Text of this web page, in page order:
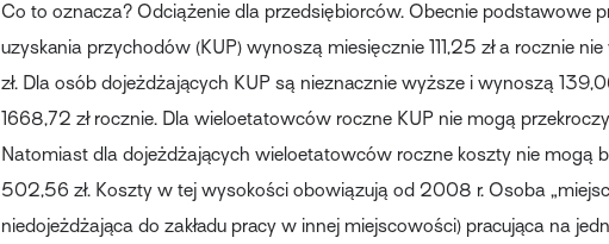
Co to oznacza? Odciążenie dla przedsiębiorców. Obecnie podstawowe
uzyskania przychodów (KUP) wynoszą miesięcznie 111,25 zł a rocznie
zł. Dla osób dojeżdżających KUP są nieznacznie wyższe i wynoszą
1668,72 zł rocznie. Dla wieloetatowców roczne KUP nie mogą
Natomiast dla dojeżdżających wieloetatowców roczne koszty nie mogą
502,56 zł. Koszty w tej wysokości obowiązują od 2008 r. Osoba
niedojeżdżająca do zakładu pracy w innej miejscowości) pracująca na